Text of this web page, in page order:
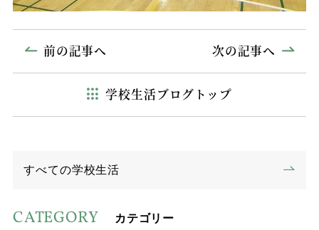
前の記事へ
学校生活ブログトップ
次の記事へ
すべての学校生活
CATEGORY カテゴリー